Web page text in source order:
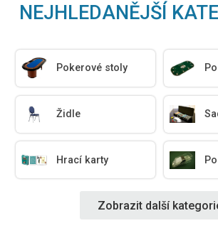
NEJHLEDANĚJŠÍ
Pokerové stoly
Židle
Hrací karty
Zobrazit další